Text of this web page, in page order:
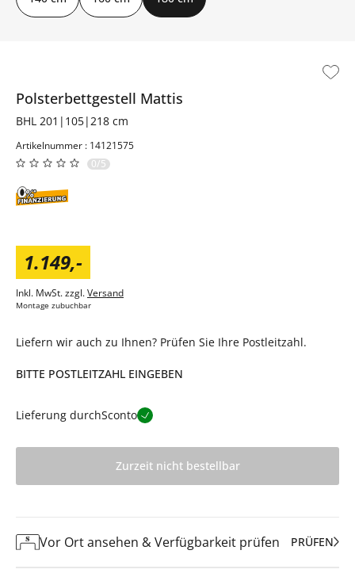
Polsterbettgestell Mattis
BHL 201|105|218 cm
Artikelnummer : 14121575
0/5
1.149,-
Inkl. MwSt. zzgl.Versand
Montage zubuchbar
Liefern wir auch zu Ihnen? Prüfen Sie Ihre Postleitzahl.
BITTE POSTLEITZAHL EINGEBEN
Lieferung durchSconto
Zurzeit nicht bestellbar
Vor Ort ansehen & Verfügbarkeit prüfen PRÜFEN